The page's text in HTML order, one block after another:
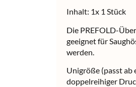
Inhalt: 1x 1 Stück
Die PREFOLD-
geeignet für
werden.
Unigröße (passt ab
doppelreihiger